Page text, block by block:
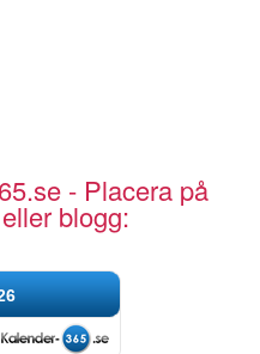
- Placera på
blogg: